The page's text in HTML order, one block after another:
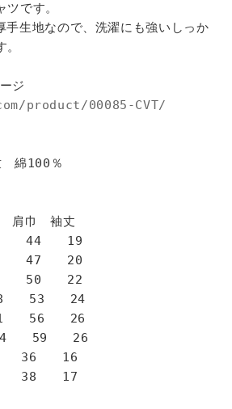
です。
生地なので、洗濯にも強いしっか
ジ
product/00085-CVT/
100％
巾 袖丈
44 19
47 20
50 22
53 24
56 26
59 26
36 16
38 17